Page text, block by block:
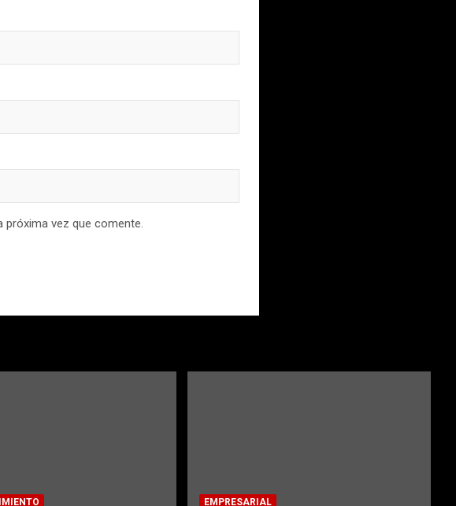
próxima vez que comente.
EMPRESARIAL